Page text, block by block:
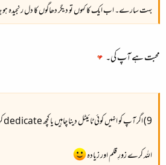
بہت سارے۔ اب ایک کا کہوں تو دیگر دھاگوں کا دل رنجیدہ
محبت ہے آپ کی۔
9) اگر آپ کو انہیں کوئی ٹائیٹل دینا چاہیں یا کچھ dedicate کرنا چاہیں
اللہ کرے زورِ قلم اور زیادہ